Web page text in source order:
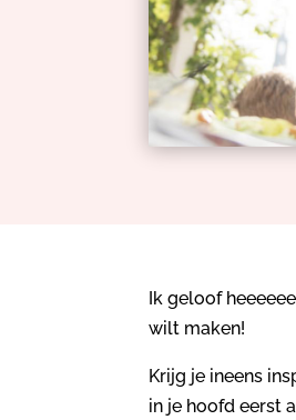
Ik geloof
wilt maken!
Krijg je ineens
in je hoofd eerst